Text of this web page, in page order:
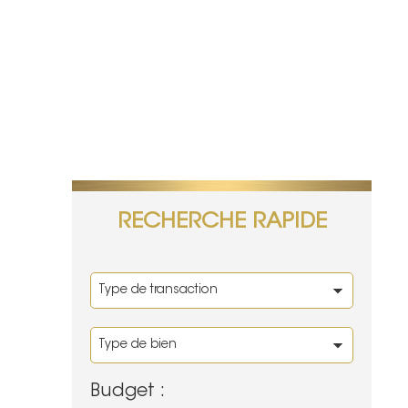
RECHERCHE RAPIDE
Budget :